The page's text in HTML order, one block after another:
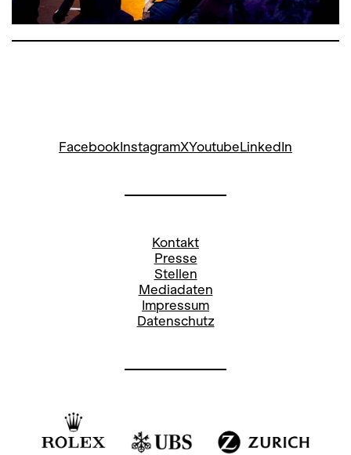
Facebook InstagramXYoutube LinkedIn
Kontakt
Presse
Stellen
Mediadaten
Impressum
Datenschutz